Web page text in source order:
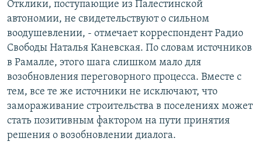
Отклики, поступающие из Палестинской
автономии, не свидетельствуют о сильном
воодушевлении, - отмечает корреспондент Радио
Свободы Наталья Каневская. По словам источников
в Рамалле, этого шага слишком мало для
возобновления переговорного процесса. Вместе с
тем, все те же источники не исключают, что
замораживание строительства в поселениях может
стать позитивным фактором на пути принятия
решения о возобновлении диалога.